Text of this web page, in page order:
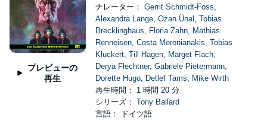
プレビューの
再生
ナレーター： Gerrit Schmidt-Foss,
Alexandra Lange, Ozan Ünal , Tobias
Brecklinghaus, Floria Zahn, Mathias
Renneisen, Costa Meronianakis, Tobias
Kluckert, Till Hagen, Marget Flach,
Derya Flechtner, Gabriele Pietermann,
Dorette Hugo, Detlef Tams, Mike Wirth
再生時間： 1 時間 20 分
シリーズ： Tony Ballard
言語： ドイツ語